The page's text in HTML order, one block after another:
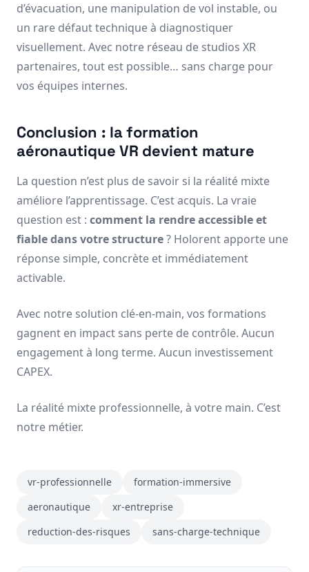
d’évacuation, une manipulation de vol instable, ou
un rare défaut technique à diagnostiquer
visuellement. Avec notre réseau de studios XR
partenaires, tout est possible… sans charge pour
vos équipes internes.
Conclusion : la formation
aéronautique VR devient mature
La question n’est plus de savoir si la réalité mixte
améliore l’apprentissage. C’est acquis. La vraie
question est : comment la rendre accessible et
fiable dans votre structure? Holorent apporte une
réponse simple, concrète et immédiatement
activable.
Avec notre solution clé-en-main, vos formations
gagnent en impact sans perte de contrôle. Aucun
engagement à long terme. Aucun investissement
CAPEX.
La réalité mixte professionnelle, à votre main. C’est
notre métier.
vr-professionnelle
formation-immersive
aeronautique
xr-entreprise
reduction-des-risques
sans-charge-technique